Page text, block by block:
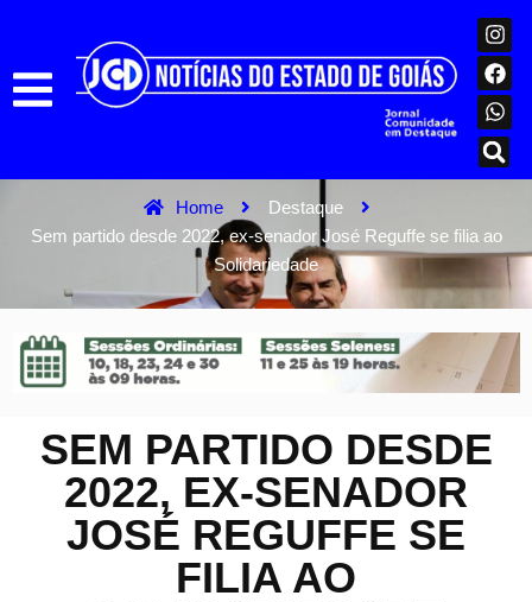
Home
Destaque
Sem partido desde 2022, ex-senador José Reguffe se filia ao
Solidariedade
SEM PARTIDO DESDE
2022, EX-SENADOR
JOSÉ REGUFFE SE
FILIA AO